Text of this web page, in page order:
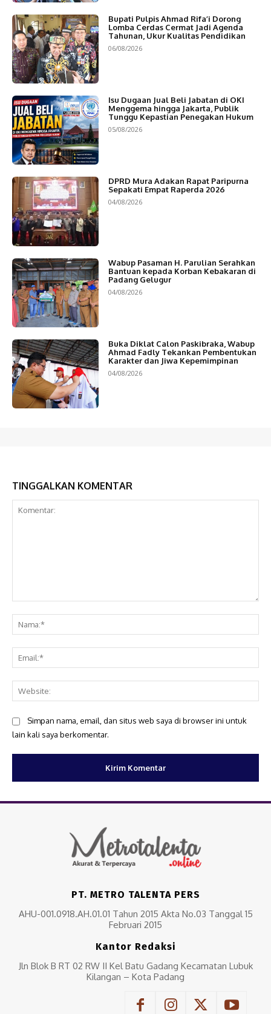
Bupati Pulpis Ahmad Rifa’i Dorong
Lomba Cerdas Cermat Jadi Agenda
Tahunan, Ukur Kualitas Pendidikan
06/08/2026
Isu Dugaan Jual Beli Jabatan di OKI
Menggema hingga Jakarta, Publik
Tunggu Kepastian Penegakan Hukum
05/08/2026
DPRD Mura Adakan Rapat Paripurna
Sepakati Empat Raperda 2026
04/08/2026
Wabup Pasaman H. Parulian Serahkan
Bantuan kepada Korban Kebakaran di
Padang Gelugur
04/08/2026
Buka Diklat Calon Paskibraka, Wabup
Ahmad Fadly Tekankan Pembentukan
Karakter dan Jiwa Kepemimpinan
04/08/2026
TINGGALKAN KOMENTAR
Simpan nama, email, dan situs web saya di browser ini untuk
lain kali saya berkomentar.
PT. METRO TALENTA PERS
AHU-001.0918.AH.01.01 Tahun 2015 Akta No.03 Tanggal 15
Februari 2015
Kantor Redaksi
Jln Blok B RT 02 RW II Kel Batu Gadang Kecamatan Lubuk
Kilangan – Kota Padang